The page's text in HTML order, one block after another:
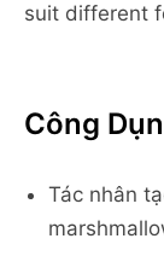
suit different
Công
Tác nhân